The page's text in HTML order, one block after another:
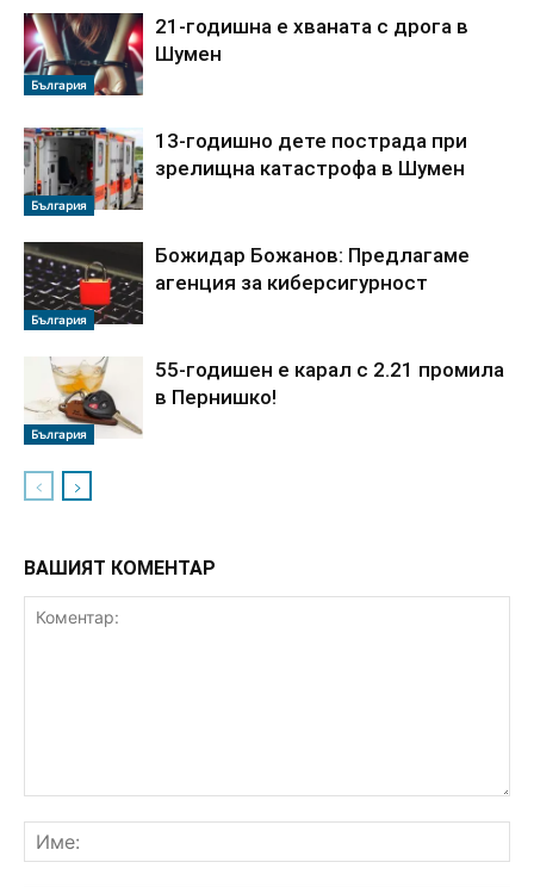
България
21-годишна е хваната с дрога в
Шумен
България
13-годишно дете пострада при
зрелищна катастрофа в Шумен
България
Божидар Божанов: Предлагаме
агенция за киберсигурност
България
55-годишен е карал с 2.21 промила
в Пернишко!
ВАШИЯТ КОМЕНТАР